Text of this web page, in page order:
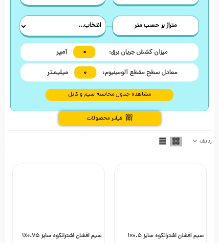
متراژ بر حسب متر
میزان کشش جریان برق: 0 آمپر
معادل سطح مقطع آلومینیوم: 0 میلیمتر
مشاهده جدول محاسبه سیم و کابل
فیلتر محصولات
ردیف
سیم افشان اشترانکوه سایز 0.5×1 سیم افشان اشترانکوه سایز 1x0.75